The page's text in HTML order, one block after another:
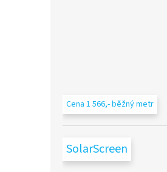
Cena 1 566,- běžný metr
SolarScreen